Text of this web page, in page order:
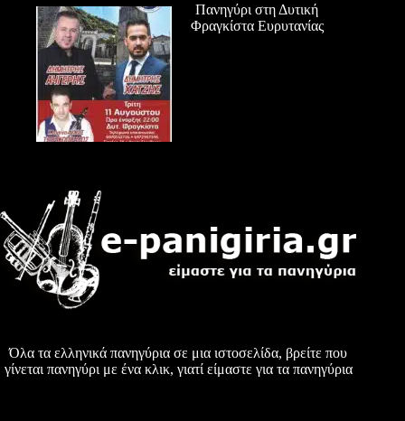
Πανηγύρι στη Δυτική
Φραγκίστα Ευρυτανίας
Όλα τα ελληνικά πανηγύρια σε μια ιστοσελίδα, βρείτε που
γίνεται πανηγύρι με ένα κλικ, γιατί είμαστε για τα πανηγύρια